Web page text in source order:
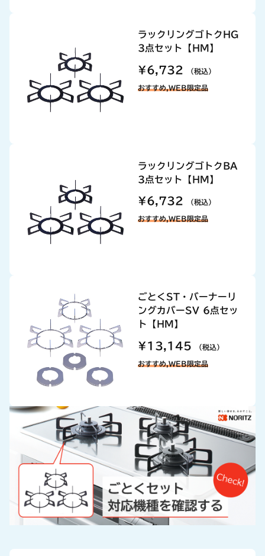
ラックリングゴトクHG
3点セット【HM】
¥6,732 （税込）
おすすめ,WEB限定品
ラックリングゴトクBA
3点セット【HM】
¥6,732 （税込）
おすすめ,WEB限定品
ごとくST・バーナーリ
ングカバーSV 6点セッ
ト【HM】
¥13,145 （税込）
おすすめ,WEB限定品